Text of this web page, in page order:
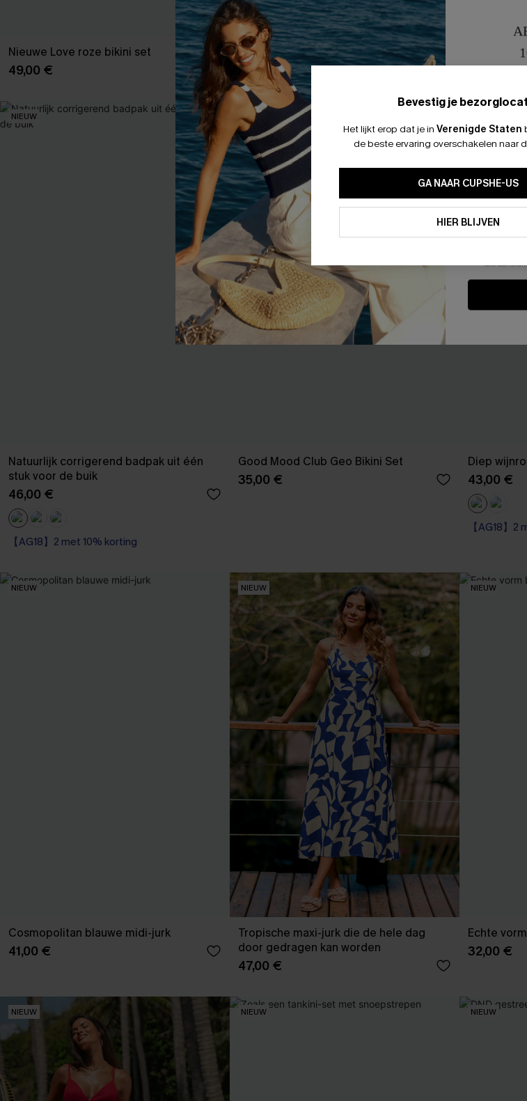
Nieuwe Love roze bikini set
49,00 €
Nieuwe Phase blauwe bikini set
46,00 €
Sienna
43,00 €
NIEUW
Natuurlijk corrigerend badpak uit één
stuk voor de buik
46,00 €
【AG18】2 met 10% korting
【AG18】2 met 10% korting
NIEUW
Good Mood Club Geo Bikini Set
35,00 €
Diep
43,00 €
【AG18】
NIEUW
Cosmopolitan blauwe midi-jurk
41,00 €
NIEUW
Tropische maxi-jurk die de hele dag
door gedragen kan worden
47,00 €
NIEUW
Echte
32,00 €
NIEUW NIEUW NIEUW
Bevestig je
Het lijkt erop dat je in Verenigde Staten
de beste ervaring overschakelen naar
GA NAAR CUPSHE-US
HIER BLIJVEN
Door je
stemt er
en
niet
die